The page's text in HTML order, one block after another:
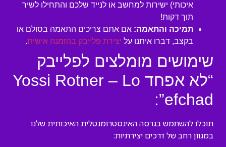
איכותי) ישירות למחשב או לנייד שלכם והתחילו לשיר
תוך דקות!
תמיכה והתאמה: אם אתם צריכים התאמה בסולם או
בקצב, דברו איתנו על יצירת פלייבק בהזמנה אישית.
שימושים מומלצים לפלייבק
“לא אפחד Yossi Rotner – Lo
efchad”:
תוכלו להשתמש בגרסה האינסטרומנטלית האיכותית שלנו
במגוון רחב של דרכים יצירתיות: